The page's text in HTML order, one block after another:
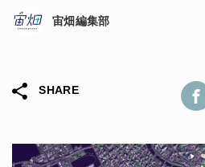
宙畑編集部
SHARE